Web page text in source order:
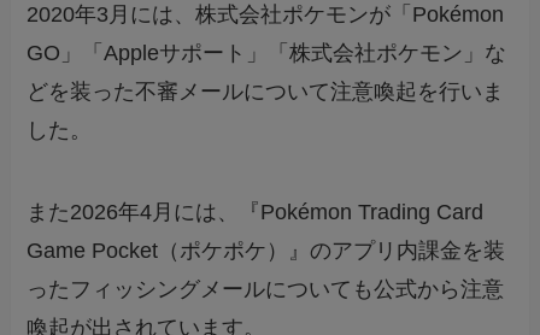
2020年3月には、株式会社ポケモンが「Pokémon
GO」「Appleサポート」「株式会社ポケモン」な
どを装った不審メールについて注意喚起を行いま
した。
また2026年4月には、『Pokémon Trading Card
Game Pocket（ポケポケ）』のアプリ内課金を装
ったフィッシングメールについても公式から注意
喚起が出されています。